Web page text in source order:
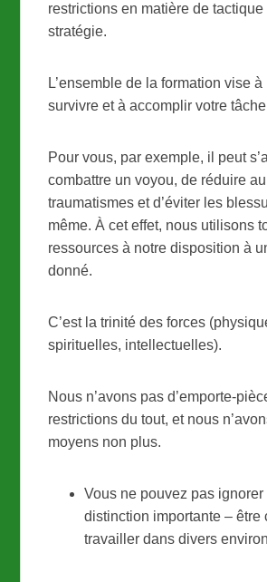
restrictions en matière de tactique
stratégie.
L’ensemble de la formation vise à
survivre et à accomplir votre
Pour vous, par exemple, il peut
combattre un voyou, de réduire
traumatismes et d’éviter les
même. À cet effet, nous utilisons
ressources à notre disposition à
donné.
C’est la trinité des forces
spirituelles, intellectuelles).
Nous n’avons pas d’emporte-
restrictions du tout, et nous
moyens non plus.
Vous ne pouvez pas
distinction importante – être
travailler dans divers